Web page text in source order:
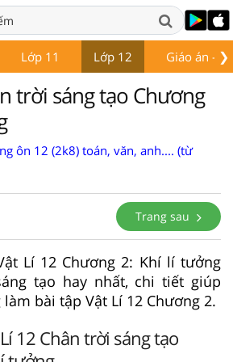
❯
Lớp 11 Lớp 12 Giáo án -
trời sáng tạo Chương
ôn 12 (2k8) toán, văn, anh.... (từ
Trang sau
Lí 12 Chương 2: Khí lí tưởng
tạo hay nhất, chi tiết giúp
bài tập Vật Lí 12 Chương 2.
12 Chân trời sáng tạo